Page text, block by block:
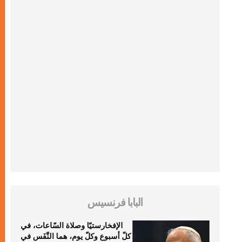
البابا فرنسيس
الإفخارستيّا وصلاة السّاعات، في
كلّ أسبوع وكلّ يوم، هما النَّفَس في